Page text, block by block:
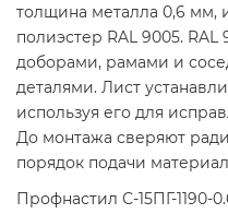
толщина металла 0,6 мм,
полиэстер RAL 9005.
доборами, рамами и
деталями. Лист
используя его для
До монтажа сверяют
порядок подачи
Профнастил С-15ПГ-1190-